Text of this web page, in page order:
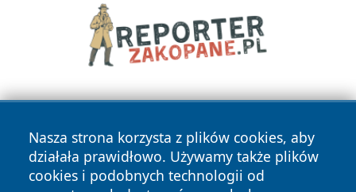
Nasza strona korzysta z plików cookies, aby
działała prawidłowo. Używamy także plików
cookies i podobnych technologii od